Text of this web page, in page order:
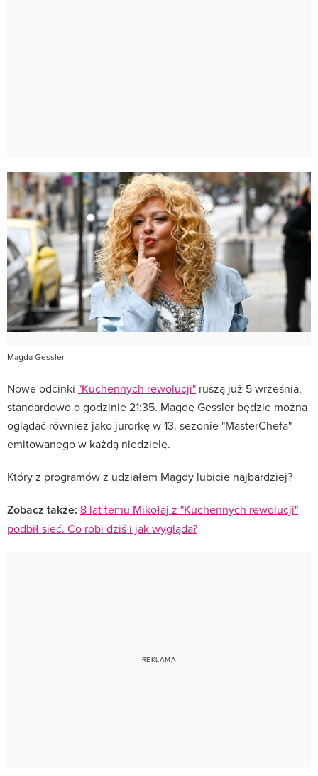
Magda Gessler
Nowe odcinki "Kuchennych rewolucji" ruszą już 5 września,
standardowo o godzinie 21:35. Magdę Gessler będzie można
oglądać również jako jurorkę w 13. sezonie "MasterChefa"
emitowanego w każdą niedzielę.
Który z programów z udziałem Magdy lubicie najbardziej?
Zobacz także: 8 lat temu Mikołaj z "Kuchennych rewolucji"
podbił sieć. Co robi dziś i jak wygląda?